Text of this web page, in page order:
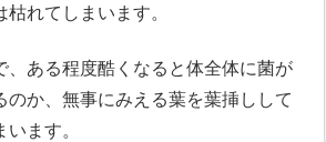
れてしまいます。
、ある程度酷くなると体全体に菌が
のか、無事にみえる葉を葉挿しして
ます。